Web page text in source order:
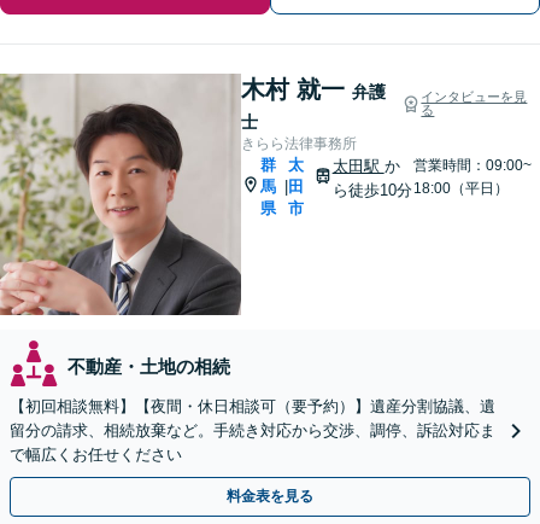
木村 就一 弁護
士
インタビューを見
る
きらら法律事務所
群
馬
県
太
田
市
太田駅 か
ら徒歩10分
営業時間：09:00~
18:00（平日）
不動産・土地の相続
【初回相談無料】【夜間・休日相談可（要予約）】遺産分割協議、遺
留分の請求、相続放棄など。手続き対応から交渉、調停、訴訟対応ま
で幅広くお任せください
料金表を見る